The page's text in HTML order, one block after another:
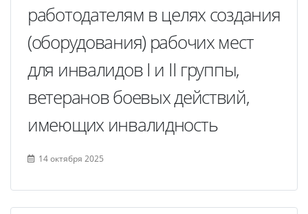
работодателям в целях создания
(оборудования) рабочих мест
для инвалидов I и II группы,
ветеранов боевых действий,
имеющих инвалидность
14 октября 2025